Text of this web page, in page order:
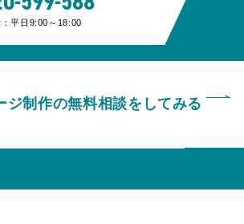
：平日9:00～18:00
ジ制作の無料相談をしてみる